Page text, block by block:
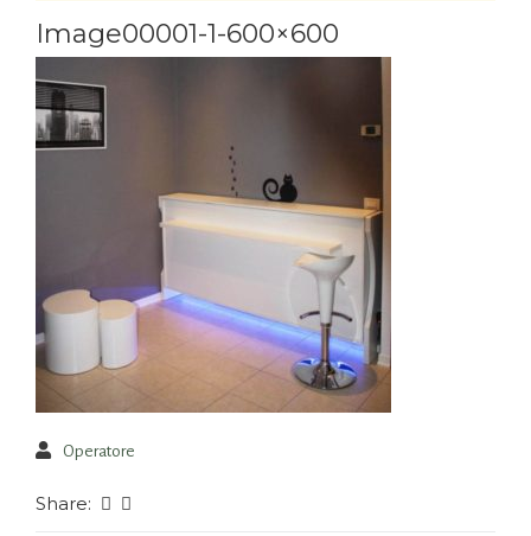
Image00001-1-600×600
Operatore
Share: